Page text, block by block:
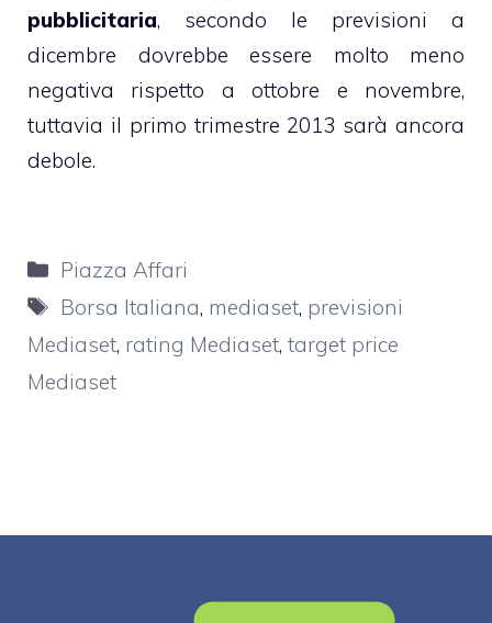
pubblicitaria, secondo le previsioni a
dicembre dovrebbe essere molto meno
negativa rispetto a ottobre e novembre,
tuttavia il primo trimestre 2013 sarà ancora
debole.
Categorie
Piazza Affari
Tag
Borsa Italiana, mediaset, previsioni
Mediaset, rating Mediaset, target price
Mediaset